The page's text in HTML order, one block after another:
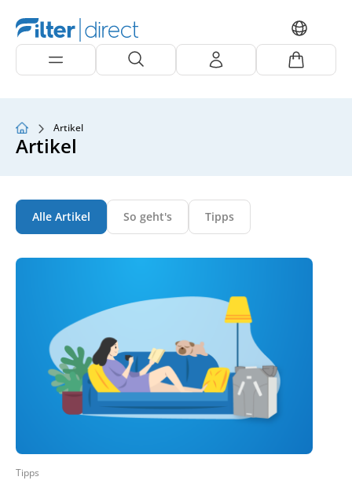
Artikel
Artikel
Alle Artikel So geht's Tipps
Tipps